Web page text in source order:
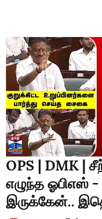
OPS | DMK |
எழுந்த ஓபிஎஸ் -
இருக்கேன்..